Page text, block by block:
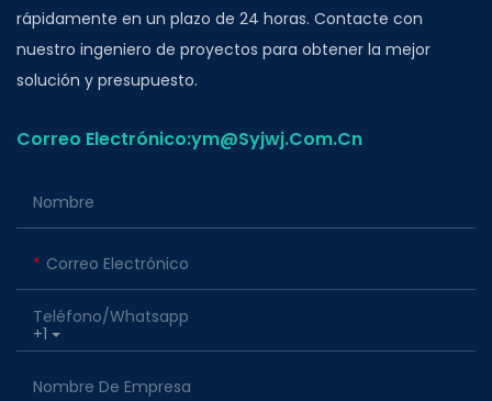
rápidamente en un plazo de 24 horas. Contacte con
nuestro ingeniero de proyectos para obtener la mejor
solución y presupuesto.
Correo Electrónico:ym@Syjwj.Com.Cn
Nombre
Correo Electrónico
+1
Teléfono/whatsapp
Nombre De Empresa